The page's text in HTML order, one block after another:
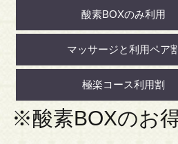
酸素BOXのみ利用
マッサージと利用ペア割
極楽コース利用割
※酸素BOXのお